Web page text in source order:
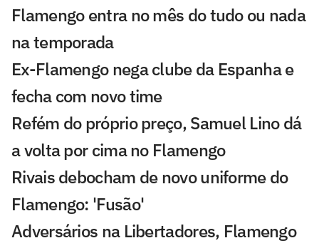
Flamengo entra no mês do tudo ou nada
na temporada
Ex-Flamengo nega clube da Espanha e
fecha com novo time
Refém do próprio preço, Samuel Lino dá
a volta por cima no Flamengo
Rivais debocham de novo uniforme do
Flamengo: 'Fusão'
Adversários na Libertadores, Flamengo